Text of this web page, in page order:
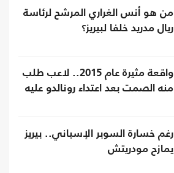
من هو أنس الغراري المرشح لرئاسة
ريال مدريد خلفا لبيريز؟
واقعة مثيرة عام 2015.. لاعب طلب
منه الصمت بعد اعتداء رونالدو عليه
رغم خسارة السوبر الإسباني.. بيريز
يمازح مودريتش